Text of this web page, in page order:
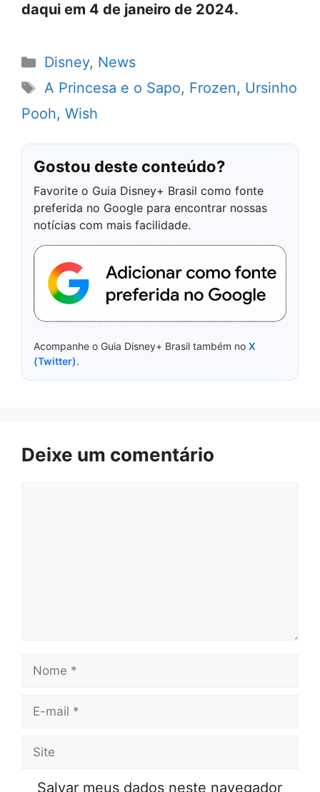
daqui em 4 de janeiro de 2024.
Categorias
Disney, News
Tags
A Princesa e o Sapo, Frozen, Ursinho
Pooh, Wish
Gostou deste conteúdo?
Favorite o Guia Disney+ Brasil como fonte
preferida no Google para encontrar nossas
notícias com mais facilidade.
Acompanhe o Guia Disney+ Brasil também no X
(Twitter).
Deixe um comentário
Nome
E-
Site
Salvar meus dados neste navegador